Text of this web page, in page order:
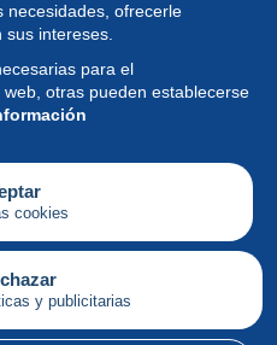
necesidades, ofrecerle
intereses.
para el
otras pueden establecerse
cookies
y publicitarias
Español